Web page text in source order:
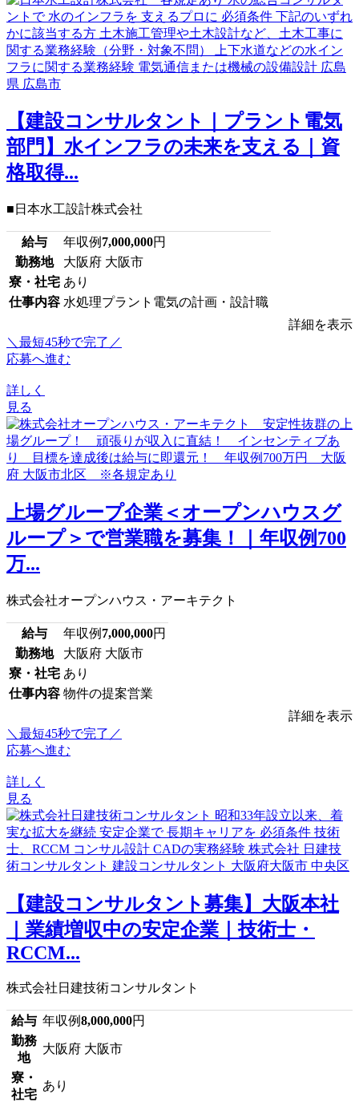
【建設コンサルタント｜プラント電気
部門】水インフラの未来を支える｜資
格取得...
■日本水工設計株式会社
給与 年収例 7,000,000円
勤務地
大阪府 大阪市
寮・社宅 あり
仕事内容 水処理プラント電気の計画・設計職
詳細を表示
＼最短45秒で完了／
応募へ進む
詳しく
見る
上場グループ企業＜オープンハウスグ
ループ＞で営業職を募集！｜年収例700
万...
株式会社オープンハウス・アーキテクト
給与 年収例 7,000,000円
勤務地
大阪府 大阪市
寮・社宅 あり
仕事内容 物件の提案営業
詳細を表示
＼最短45秒で完了／
応募へ進む
詳しく
見る
【建設コンサルタント募集】大阪本社
｜業績増収中の安定企業｜技術士・
RCCM...
株式会社日建技術コンサルタント
給与 年収例8,000,000円
勤務
地
大阪府 大阪市
寮・
社宅
あり